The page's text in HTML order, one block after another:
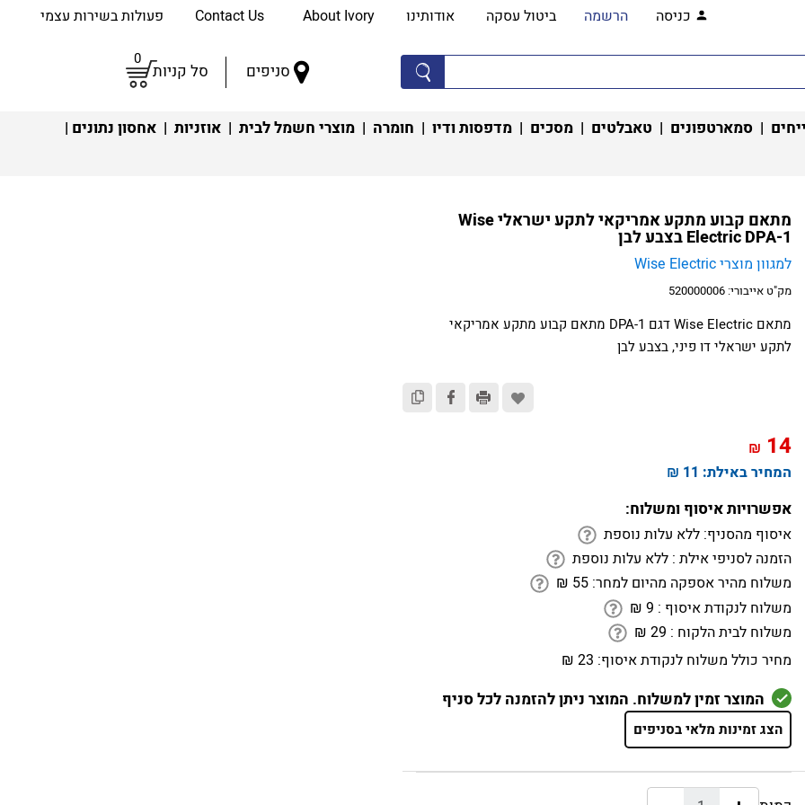
כניסה הרשמה ביטול עסקה אודותינו About Ivory פעולות בשירות עצמי
סניפים סל קניות
0
| סמארטפונים | טאבלטים | מסכים | מדפסות ודיו | חומרה | מוצרי חשמל לבית | אוזניות | אחסון נתונים |
מתאם קבוע מתקע אמריקאי לתקע ישראלי Wise
Electric DPA-1 בצבע לבן
למגוון מוצרי Wise Electric
מק"ט אייבורי: 520000006
מתאם Wise Electric דגם DPA-1 מתאם קבוע מתקע אמריקאי
לתקע ישראלי דו פיני, בצבע לבן
₪
14
₪
המחיר באילת: 11 ₪
אפשרויות איסוף ומשלוח:
איסוף מהסניף: ללא עלות נוספת
הזמנה לסניפי אילת : ללא עלות נוספת
משלוח מהיר אספקה מהיום למחר:
₪ 55
משלוח לנקודת איסוף :
₪ 9
משלוח לבית הלקוח :
₪ 29
מחיר כולל משלוח לנקודת איסוף: 23 ₪
המוצר זמין למשלוח. המוצר ניתן להזמנה לכל סניף
הצג זמינות מלאי בסניפים